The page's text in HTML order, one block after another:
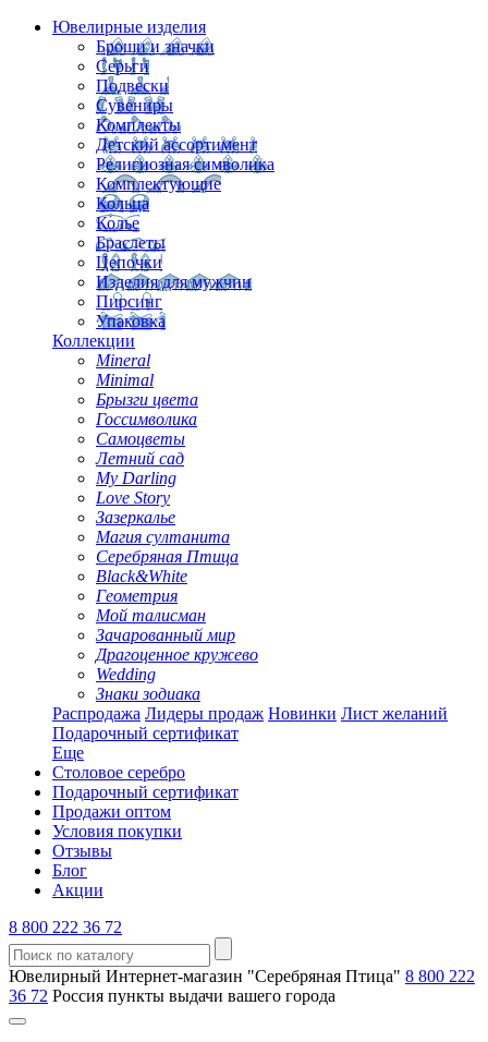
Ювелирные изделия
Броши и значки
Серьги
Подвески
Сувениры
Комплекты
Детский ассортимент
Религиозная символика
Комплектующие
Кольца
Колье
Браслеты
Цепочки
Изделия для мужчин
Пирсинг
Упаковка
Коллекции
Mineral
Minimal
Брызги цвета
Госсимволика
Самоцветы
Летний сад
My Darling
Love Story
Зазеркалье
Магия султанита
Серебряная Птица
Black&White
Геометрия
Мой талисман
Зачарованный мир
Драгоценное кружево
Wedding
Знаки зодиака
Распродажа Лидеры продаж Новинки Лист желаний
Подарочный сертификат
Еще
Столовое серебро
Подарочный сертификат
Продажи оптом
Условия покупки
Отзывы
Блог
Акции
8 800 222 36 72
Ювелирный Интернет-магазин "Серебряная Птица" 8 800 222
36 72 Россия пункты выдачи вашего города